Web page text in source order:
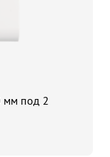
мм под 2